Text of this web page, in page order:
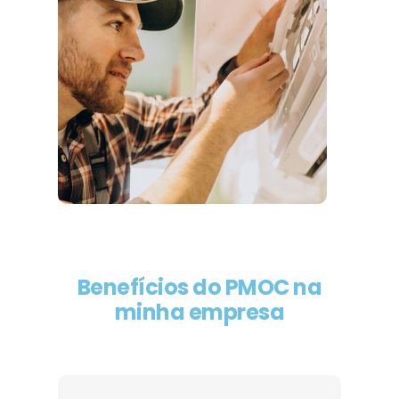
Benefícios do PMOC na
minha empresa